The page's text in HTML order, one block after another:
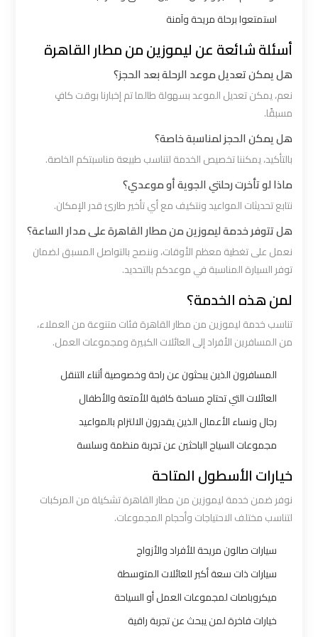
استمتعوا برحلة مريحة وآمنة
أسئلة شائعة عن ليموزين من مطار القاهرة
هل يمكن تعديل موعد الرحلة بعد الحجز؟
نعم، يمكن تعديل الموعد بسهولة طالما تم إخبارنا بوقت كافٍ
مسبقًا.
هل يمكن الحجز لمناسبة خاصة؟
بالتأكيد، يمكننا تخصيص الخدمة لتناسب طبيعة مناسبتكم الخاصة.
ماذا لو تأخرت رحلتي الجوية أو موعدي؟
نتابع تحديثات المواعيد ونتكيف مع أي تأخير طارئ قدر الإمكان.
هل تتوفر خدمة ليموزين من مطار القاهرة على مدار الساعة؟
نعمل على تغطية معظم الأوقات، وننصح بالتواصل المسبق لضمان
توفر السيارة المناسبة في موعدكم بالتحديد.
لمن هذه الخدمة؟
تناسب خدمة ليموزين من مطار القاهرة فئات متنوعة من العملاء،
من المسافرين الأفراد إلى العائلات الكبيرة ومجموعات العمل.
المسافرون الذين يبحثون عن راحة وخصوصية أثناء التنقل
العائلات التي تحتاج مساحة كافية للأمتعة والأطفال
رجال ونساء الأعمال الذين يقدرون الالتزام بالمواعيد
مجموعات السياح الباحثين عن تجربة منظمة وسلسة
خيارات الأسطول المتاحة
نوفر ضمن خدمة ليموزين من مطار القاهرة تشكيلة من المركبات
لتناسب مختلف الاحتياجات وأحجام المجموعات.
سيارات صالون مريحة للأفراد والأزواج
سيارات ذات سعة أكبر للعائلات المتوسطة
ميكروباصات لمجموعات العمل أو السياحة
خيارات فاخرة لمن يبحث عن تجربة راقية
شركات
ليموزين
القاهرة
شركة
ليموزين
القاهرة
شركة
ليموزين
القاهرة
اسكندرية
القاهرة
الإسكندرية